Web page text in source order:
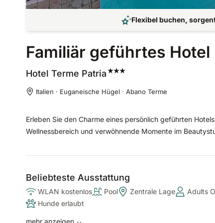
Flexibel buchen,
Familiär geführtes
Hotel Terme Patria
Italien · Euganeische Hügel · Abano Terme
Erleben Sie den Charme eines persönlich geführten
Wellnessbereich und verwöhnende Momente im
Beliebteste Ausstattung
WLAN kostenlos Pool Zentrale Lage Adults
Hunde erlaubt
mehr anzeigen